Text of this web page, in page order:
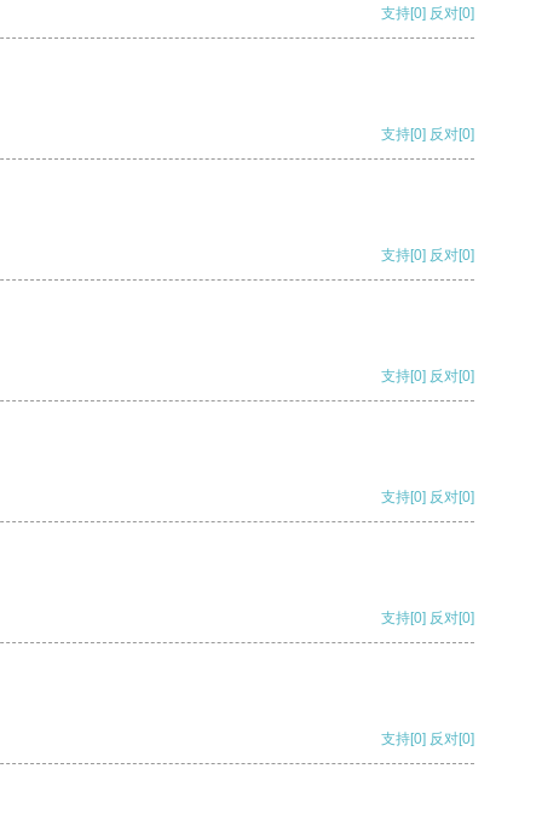
支持[0] 反对[0]
支持[0] 反对[0]
支持[0] 反对[0]
支持[0] 反对[0]
支持[0] 反对[0]
支持[0] 反对[0]
支持[0] 反对[0]